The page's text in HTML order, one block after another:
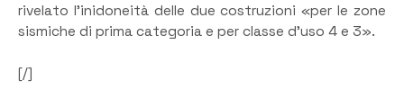
rivelato l’inidoneità delle due costruzioni «per le zone
sismiche di prima categoria e per classe d’uso 4 e 3».
[/]